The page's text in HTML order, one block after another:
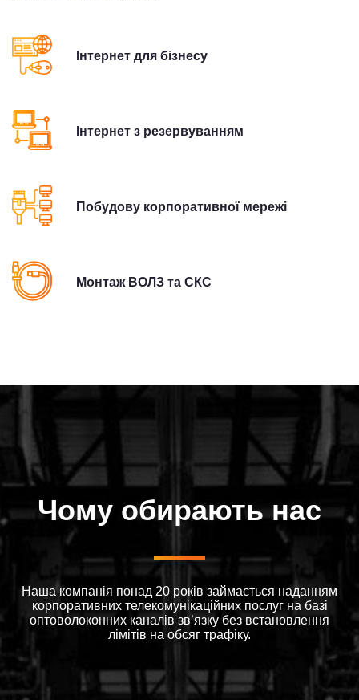
Інтернет для бізнесу
Інтернет з резервуванням
Побудову корпоративної мережі
Монтаж ВОЛЗ та СКС
Чому обирають нас
Наша компанія понад 20 років займається наданням
корпоративних телекомунікаційних послуг на базі
оптоволоконних каналів зв’язку без встановлення
лімітів на обсяг трафіку.